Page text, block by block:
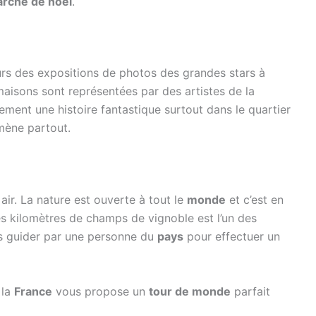
des expositions de photos des grandes stars à
sont représentées par des artistes de la
une histoire fantastique surtout dans le quartier
partout.
La nature est ouverte à tout le monde et c’est en
kilomètres de champs de vignoble est l’un des
par une personne du pays pour effectuer un
France vous propose un tour de monde parfait